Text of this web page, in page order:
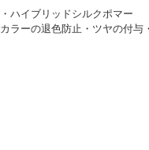
・ハイブリッドシルクポマー
カラーの退色防止・ツヤの付与